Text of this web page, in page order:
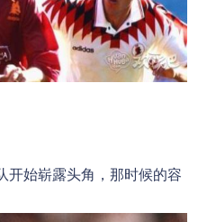
开始崭露头角，那时候的容